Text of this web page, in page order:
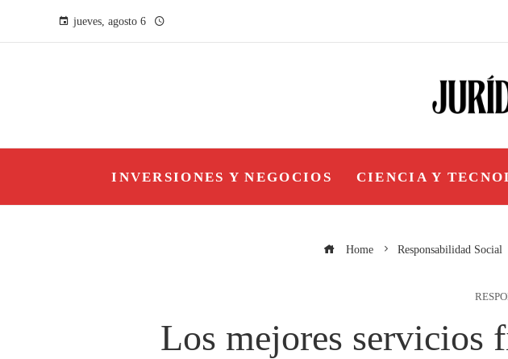
jueves, agosto 6
INVERSIONES Y NEGOCIOS CIENCIA Y
Home Responsabilidad Social
Los mejores servicios